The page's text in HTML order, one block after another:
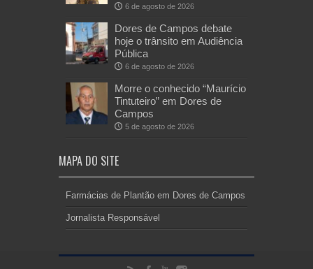
6 de agosto de 2026
Dores de Campos debate
hoje o trânsito em Audiência
Pública
6 de agosto de 2026
Morre o conhecido “Maurício
Tintuteiro” em Dores de
Campos
5 de agosto de 2026
MAPA DO SITE
Farmácias de Plantão em Dores de Campos
Jornalista Responsável